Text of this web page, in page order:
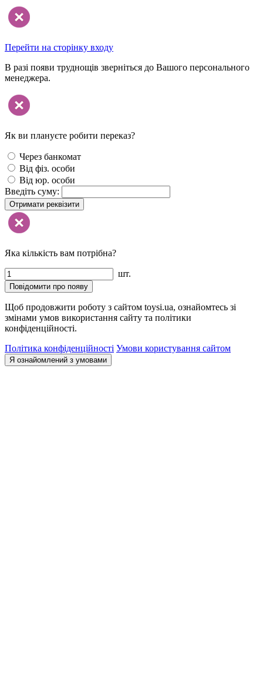
Перейти на сторінку входу
В разі появи труднощів зверніться до Вашого персонального
менеджера.
Як ви плануєте робити переказ?
Через банкомат
Від фіз. особи
Від юр. особи
Введіть суму:
Отримати реквізити
Яка кількість вам потрібна?
шт.
Повідомити про появу
Щоб продовжити роботу з сайтом toysi.ua, ознайомтесь зі
змінами умов використання сайту та політики
конфіденційності.
Політика конфіденційності Умови користування сайтом
Я ознайомлений з умовами